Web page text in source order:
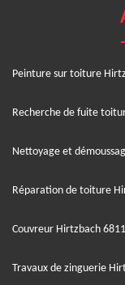
Peinture sur toiture
Recherche de fuite
Nettoyage et
Réparation de toiture
Couvreur Hirtzbach
Travaux de zinguerie